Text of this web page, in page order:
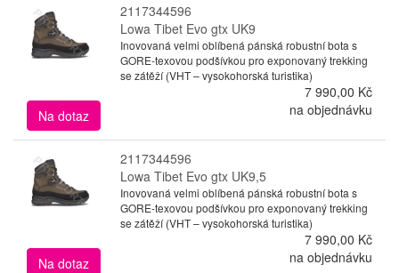
2117344596
Lowa Tibet Evo gtx UK9
Inovovaná velmi oblíbená pánská robustní bota s
GORE-texovou podšívkou pro exponovaný trekking
se zátěží (VHT – vysokohorská turistika)
7 990,00 Kč
Na dotaz
na objednávku
2117344596
Lowa Tibet Evo gtx UK9,5
Inovovaná velmi oblíbená pánská robustní bota s
GORE-texovou podšívkou pro exponovaný trekking
se zátěží (VHT – vysokohorská turistika)
7 990,00 Kč
Na dotaz
na objednávku